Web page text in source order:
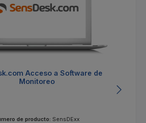
Acceso a Software de
Monitoreo
de producto: SensDExx